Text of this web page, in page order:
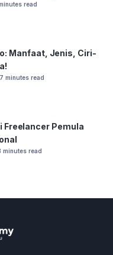
read
Manfaat, Jenis, Ciri-
minutes read
Freelancer Pemula
minutes read